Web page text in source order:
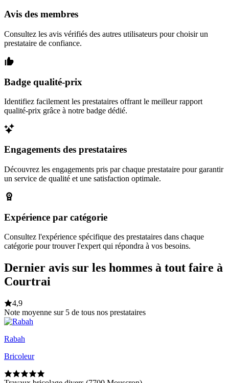
Avis des membres
Consultez les avis vérifiés des autres utilisateurs pour choisir un
prestataire de confiance.
Badge qualité-prix
Identifiez facilement les prestataires offrant le meilleur rapport
qualité-prix grâce à notre badge dédié.
Engagements des prestataires
Découvrez les engagements pris par chaque prestataire pour garantir
un service de qualité et une satisfaction optimale.
Expérience par catégorie
Consultez l'expérience spécifique des prestataires dans chaque
catégorie pour trouver l'expert qui répondra à vos besoins.
Dernier avis sur les hommes à tout faire à
Courtrai
4,9
Note moyenne sur 5 de tous nos prestataires
Rabah
Bricoleur